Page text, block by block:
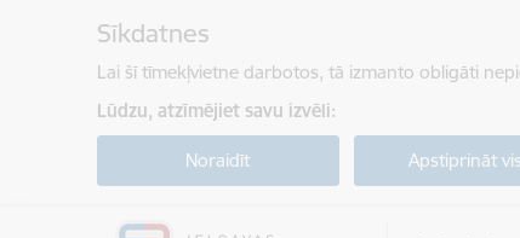
Sīkdatnes
Lai šī tīmekļvietne darbotos, tā izmanto obligāti
Lūdzu, atzīmējiet savu izvēli:
Noraidīt Apstiprināt